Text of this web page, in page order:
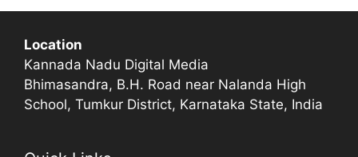
Location
Kannada Nadu Digital Media
Bhimasandra, B.H. Road near Nalanda High
School, Tumkur District, Karnataka State, India